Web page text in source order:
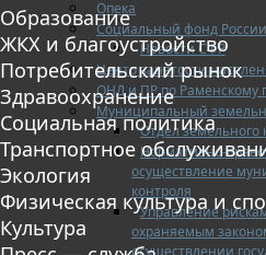
Опека
Социальный фонд России
Новости СФР
Центр занятости
ОНД и ПР по Раменскому
Муниципальный
Отдел земельного
Нормативно-
осуществление
контроля
Управление
охраняемым
осуществлении
Образование
ЖКХ и благоустройство
Потребительский рынок
Здравоохранение
Социальная политика
Транспортное
Экология
Физическая культура и
Культура